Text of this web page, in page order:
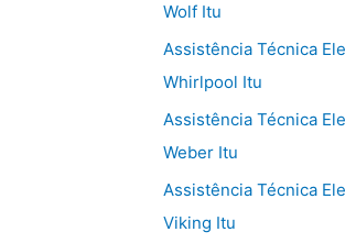
Wolf Itu
Assistência Técnica
Whirlpool Itu
Assistência Técnica
Weber Itu
Assistência Técnica
Viking Itu